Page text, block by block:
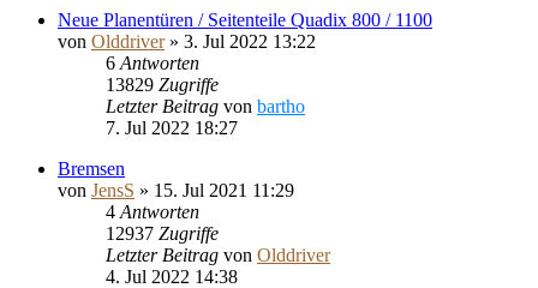
Neue Planentüren / Seitenteile Quadix 800 / 1100
von Olddriver» 3. Jul 2022 13:22
6 Antworten
13829 Zugriffe
Letzter Beitrag von bartho
7. Jul 2022 18:27
Bremsen
von JensS » 15. Jul 2021 11:29
4 Antworten
12937 Zugriffe
Letzter Beitrag von Olddriver
4. Jul 2022 14:38